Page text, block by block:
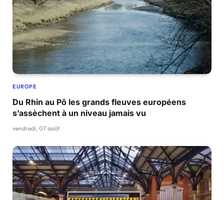
EUROPE
Du Rhin au Pô les grands fleuves européens
s’assèchent à un niveau jamais vu
vendredi, 07 août